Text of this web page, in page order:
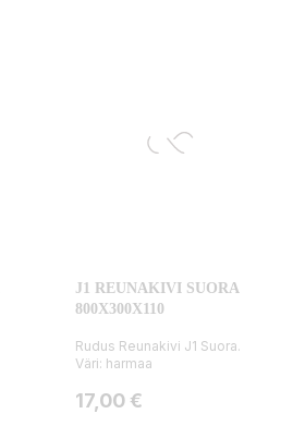
J1 REUNAKIVI SUORA
800X300X110
Rudus Reunakivi J1 Suora.
Väri: harmaa
Hinta
17,00 €